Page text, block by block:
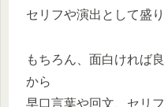
セリフや演出として盛
もちろん、面白ければ
から
早口言葉や回文、セリ